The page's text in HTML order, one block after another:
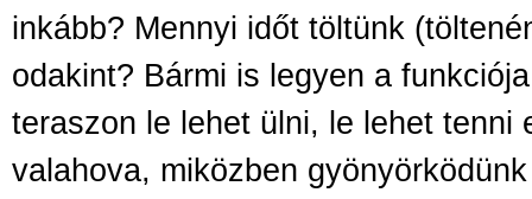
inkább? Mennyi időt töltünk
odakint? Bármi is legyen a
teraszon le lehet ülni, le lehet tenni
valahova, miközben